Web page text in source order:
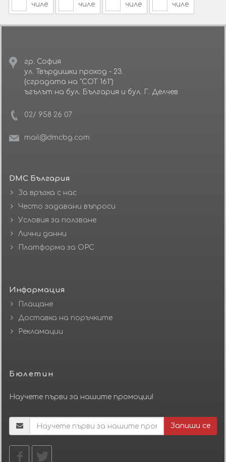
чиле чиле чиле чиле
гр. София
ул. Твърдишки проход - 23
(сградата на "СОТ 161")
ъгълът на бул. България и бул. Г. Делчев
02/ 958 26 07
mail@dmcbg.com
DMC България
За връзка с нас
Често задавани въпроси
Условия за ползване
Лични данни
Платформа за ОРС
Информация
Плащане
Доставка на поръчките
Рекламации
Бюлетин
Научете първи за нашите промоции!
Запиши се